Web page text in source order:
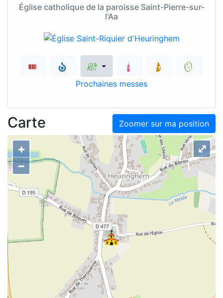
Église catholique de la paroisse Saint-Pierre-sur-
l'Aa
Prochaines messes
Zoomer sur ma position
Carte
+
–
⤢